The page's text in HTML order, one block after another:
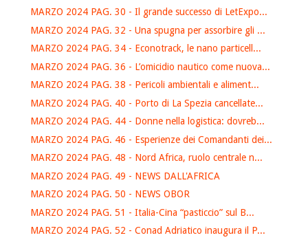
MARZO 2024 PAG. 30 - Il grande successo di LetExpo...
MARZO 2024 PAG. 32 - Una spugna per assorbire gli ...
MARZO 2024 PAG. 34 - Econotrack, le nano particell...
MARZO 2024 PAG. 36 - L’omicidio nautico come nuova...
MARZO 2024 PAG. 38 - Pericoli ambientali e aliment...
MARZO 2024 PAG. 40 - Porto di La Spezia cancellate...
MARZO 2024 PAG. 44 - Donne nella logistica: dovreb...
MARZO 2024 PAG. 46 - Esperienze dei Comandanti dei...
MARZO 2024 PAG. 48 - Nord Africa, ruolo centrale n...
MARZO 2024 PAG. 49 - NEWS DALL'AFRICA
MARZO 2024 PAG. 50 - NEWS OBOR
MARZO 2024 PAG. 51 - Italia-Cina “pasticcio” sul B...
MARZO 2024 PAG. 52 - Conad Adriatico inaugura il P...